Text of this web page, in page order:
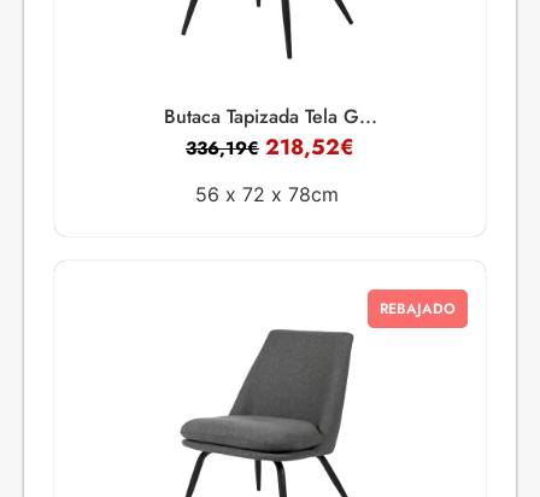
Butaca Tapizada Tela G...
336,19€ 218,52€
56 x 72 x 78cm
REBAJADO